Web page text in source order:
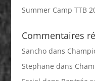
Summer Camp TTB
Commentaires
Sanchodans
Stephane dans